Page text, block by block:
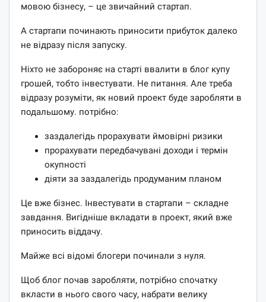
мовою бізнесу, – це звичайний стартап.
А стартапи починають приносити прибуток далеко
не відразу після запуску.
Ніхто не забороняє на старті ввалити в блог купу
грошей, тобто інвестувати. Не питання. Але треба
відразу розуміти, як новий проект буде заробляти в
подальшому. потрібно:
заздалегідь прорахувати ймовірні ризики
прорахувати передбачувані доходи і термін
окупності
діяти за заздалегідь продуманим планом
Це вже бізнес. Інвестувати в стартапи – складне
завдання. Вигідніше вкладати в проект, який вже
приносить віддачу.
Майже всі відомі блогери починали з нуля.
Щоб блог почав заробляти, потрібно спочатку
вкласти в нього свого часу, набрати велику